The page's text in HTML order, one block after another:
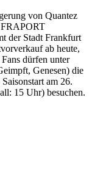
von Quantez
FRAPORT
der Stadt Frankfurt
ab heute,
dürfen unter
Genesen) die
am 26.
15 Uhr) besuchen.